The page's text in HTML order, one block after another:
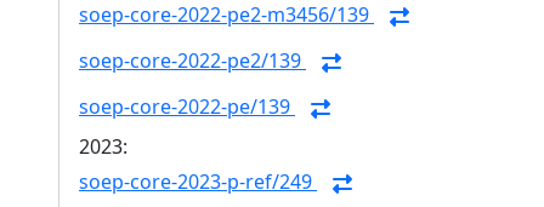
soep-core-2022-pe2-m3456/139
soep-core-2022-pe2/139
soep-core-2022-pe/139
2023:
soep-core-2023-p-ref/249